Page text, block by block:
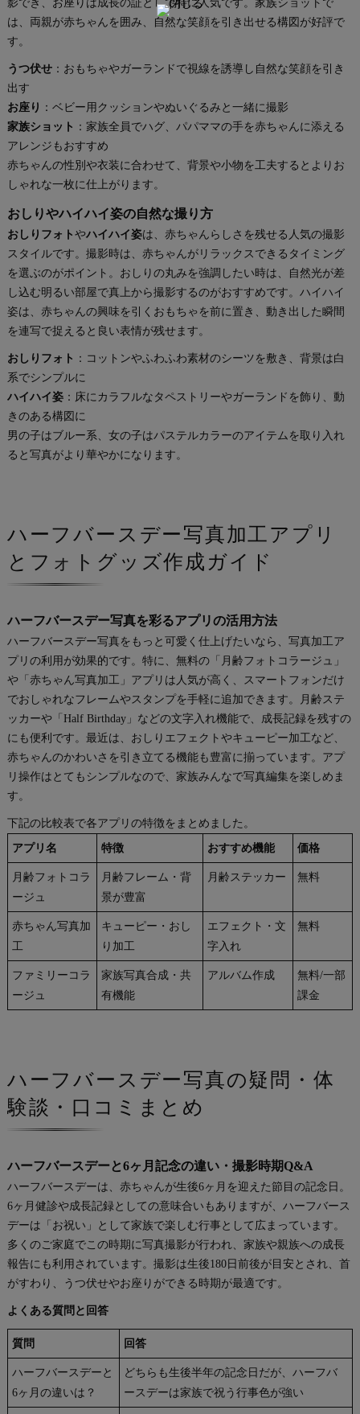
影でき、お座りは成長の証として特に人気です。家族ショットで
は、両親が赤ちゃんを囲み、自然な笑顔を引き出せる構図が好評で
す。
うつ伏せ：おもちゃやガーランドで視線を誘導し自然な笑顔を引き
出す
お座り ：ベビー用クッションやぬいぐるみと一緒に撮影
家族ショット ：家族全員でハグ、パパママの手を赤ちゃんに添える
アレンジもおすすめ
赤ちゃんの性別や衣装に合わせて、背景や小物を工夫するとよりお
しゃれな一枚に仕上がります。
おしりやハイハイ姿の自然な撮り方
おしりフォト やハイハイ姿は、赤ちゃんらしさを残せる人気の撮影
スタイルです。撮影時は、赤ちゃんがリラックスできるタイミング
を選ぶのがポイント。おしりの丸みを強調したい時は、自然光が差
し込む明るい部屋で真上から撮影するのがおすすめです。ハイハイ
姿は、赤ちゃんの興味を引くおもちゃを前に置き、動き出した瞬間
を連写で捉えると良い表情が残せます。
おしりフォト ：コットンやふわふわ素材のシーツを敷き、背景は白
系でシンプルに
ハイハイ姿：床にカラフルなタペストリーやガーランドを飾り、動
きのある構図に
男の子はブルー系、女の子はパステルカラーのアイテムを取り入れ
ると写真がより華やかになります。
ハーフバースデー写真加工アプリ
とフォトグッズ作成ガイド
ハーフバースデー写真を彩るアプリの活用方法
ハーフバースデー写真をもっと可愛く仕上げたいなら、写真加工ア
プリの利用が効果的です。特に、無料の「月齢フォトコラージュ」
や「赤ちゃん写真加工」アプリは人気が高く、スマートフォンだけ
でおしゃれなフレームやスタンプを手軽に追加できます。月齢ステ
ッカーや「Half Birthday」などの文字入れ機能で、成長記録を残すの
にも便利です。最近は、おしりエフェクトやキューピー加工など、
赤ちゃんのかわいさを引き立てる機能も豊富に揃っています。アプ
リ操作はとてもシンプルなので、家族みんなで写真編集を楽しめま
す。
下記の比較表で各アプリの特徴をまとめました。
アプリ名 特徴 おすすめ機能 価格
月齢フォトコラ
ージュ
月齢フレーム・背
景が豊富
月齢ステッカー 無料
赤ちゃん写真加
工
キューピー・おし
り加工
エフェクト・文
字入れ
無料
ファミリーコラ
ージュ
家族写真合成・共
有機能
アルバム作成
無料/一部
課金
ハーフバースデー写真の疑問・体
験談・口コミまとめ
ハーフバースデーと6ヶ月記念の違い・撮影時期Q&A
ハーフバースデーは、赤ちゃんが生後6ヶ月を迎えた節目の記念日。
6ヶ月健診や成長記録としての意味合いもありますが、ハーフバース
デーは「お祝い」として家族で楽しむ行事として広まっています。
多くのご家庭でこの時期に写真撮影が行われ、家族や親族への成長
報告にも利用されています。撮影は生後180日前後が目安とされ、首
がすわり、うつ伏せやお座りができる時期が最適です。
よくある質問と回答
質問 回答
ハーフバースデーと
6ヶ月の違いは？
どちらも生後半年の記念日だが、ハーフバ
ースデーは家族で祝う行事色が強い